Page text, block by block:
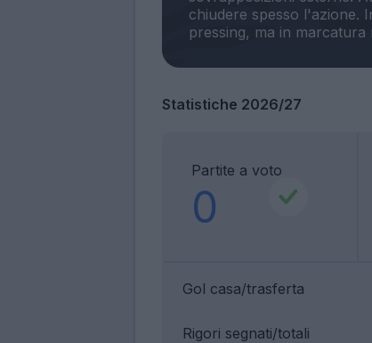
chiudere spesso l'azione.
Statistiche 2026/27
Partite a voto
0
Gol casa/trasferta
Rigori segnati/totali